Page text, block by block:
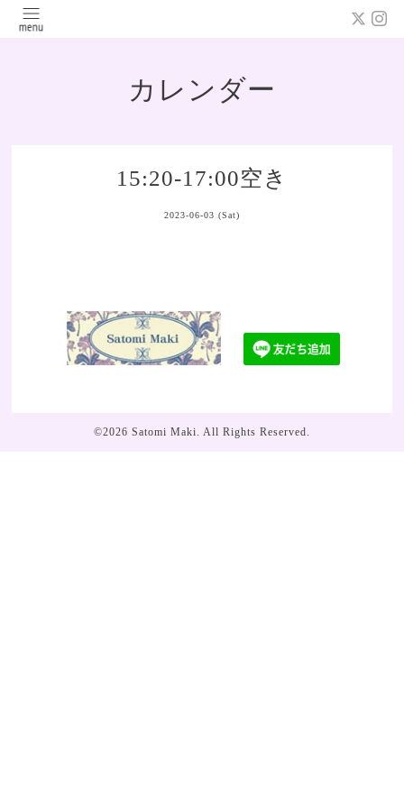
カレンダー
15:20-17:00空き
2023-06-03 (Sat)
©2026 Satomi Maki. All Rights Reserved.